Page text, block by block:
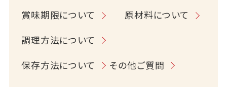
賞味期限について
原材料について
調理方法について
保存方法について
その他ご質問